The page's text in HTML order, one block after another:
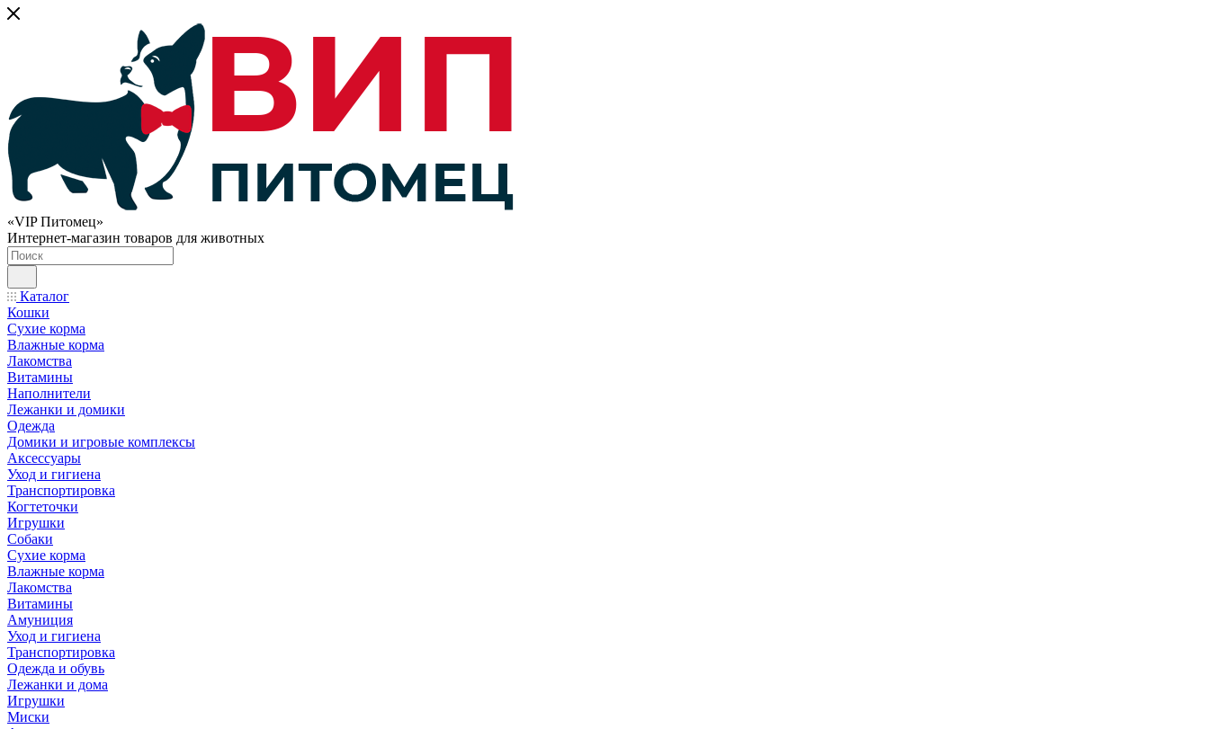
«VIP Питомец»
Интернет-магазин товаров для животных
Каталог
Кошки
Сухие корма
Влажные корма
Лакомства
Витамины
Наполнители
Лежанки и домики
Одежда
Домики и игровые комплексы
Аксессуары
Уход и гигиена
Транспортировка
Когтеточки
Игрушки
Собаки
Сухие корма
Влажные корма
Лакомства
Витамины
Амуниция
Уход и гигиена
Транспортировка
Одежда и обувь
Лежанки и дома
Игрушки
Миски